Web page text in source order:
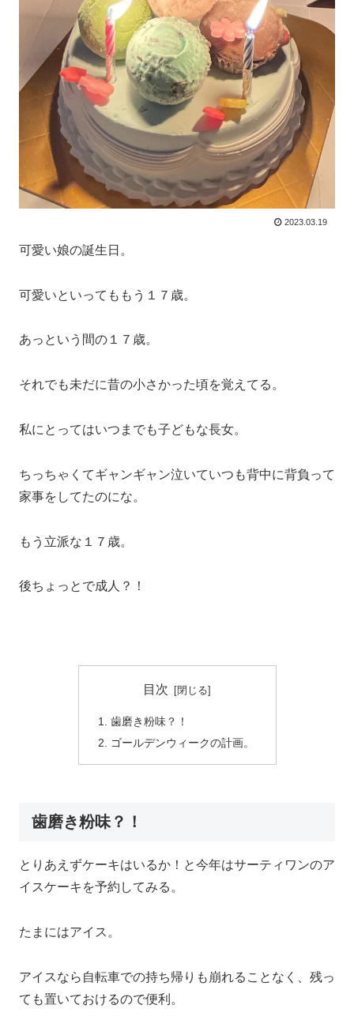
2023.03.19
可愛い娘の誕生日。
可愛いといってももう１７歳。
あっという間の１７歳。
それでも未だに昔の小さかった頃を覚えてる。
私にとってはいつまでも子どもな長女。
ちっちゃくてギャンギャン泣いていつも背中に背負って
家事をしてたのにな。
もう立派な１７歳。
後ちょっとで成人？！
目次
歯磨き粉味？！
ゴールデンウィークの計画。
歯磨き粉味？！
とりあえずケーキはいるか！と今年はサーティワンのア
イスケーキを予約してみる。
たまにはアイス。
アイスなら自転車での持ち帰りも崩れることなく、残っ
ても置いておけるので便利。